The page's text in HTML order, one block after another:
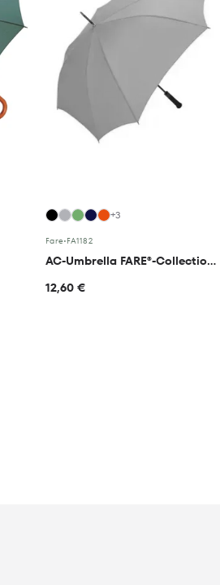
+3
Fare•FA1182
AC-Umbrella FARE®-Collection Square
12,60 €